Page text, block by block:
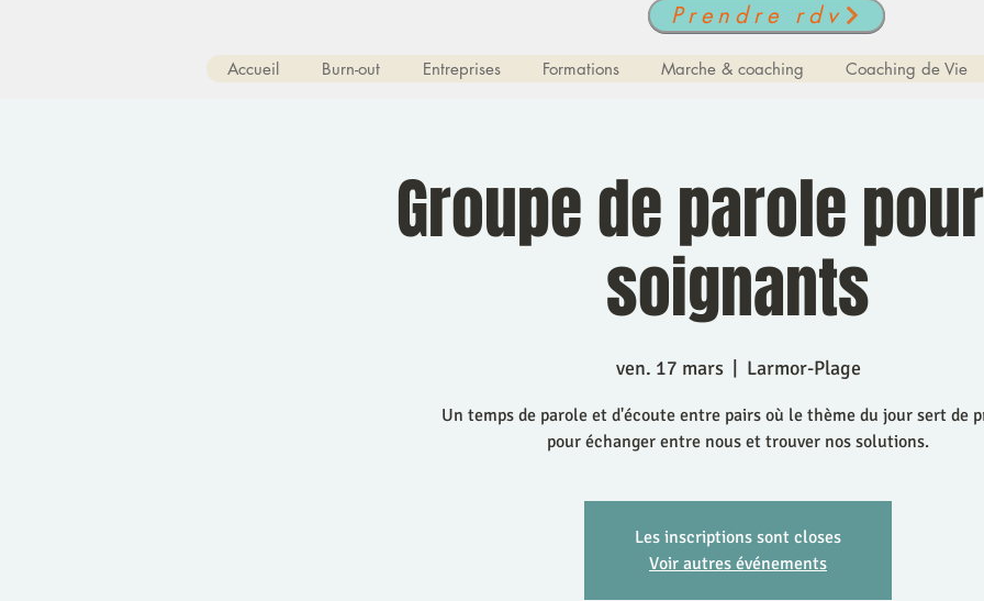
Prendre rdv
Accueil Burn-out Entreprises Formations Marche & coaching Coaching de Vie
Groupe de parole
soignants
ven. 17 mars
  |
Larmor-Plage
Un temps de parole et d'écoute entre pairs où le thème du jour sert de
pour échanger entre nous et trouver nos solutions.
Les inscriptions sont closes
Voir autres événements